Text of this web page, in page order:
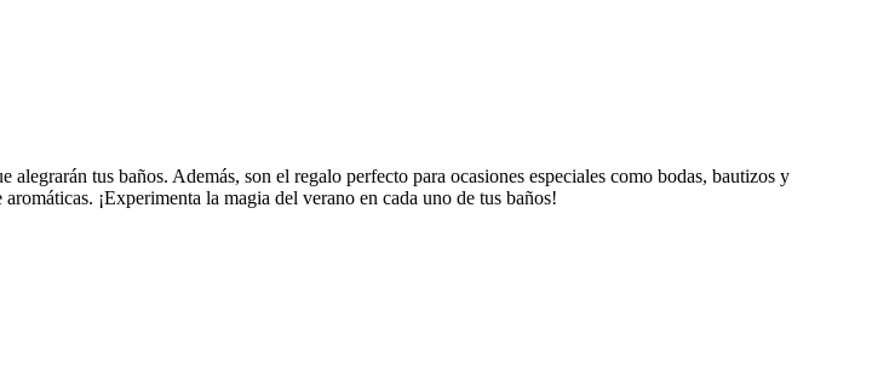
tus baños. Además, son el regalo perfecto para ocasiones especiales como bodas, bautizos y
¡Experimenta la magia del verano en cada uno de tus baños!